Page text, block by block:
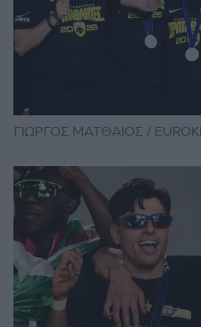
ΓΙΩΡΓΟΣ ΜΑΤΘΑΙΟΣ /